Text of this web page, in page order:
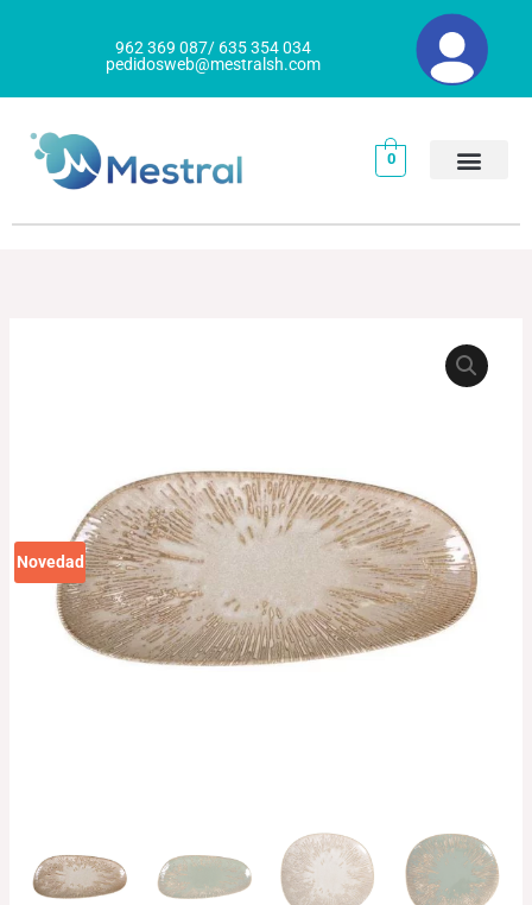
962 369 087/ 635 354 034
pedidosweb@mestralsh.com
0
Novedad
desde
142.62€
393.18€